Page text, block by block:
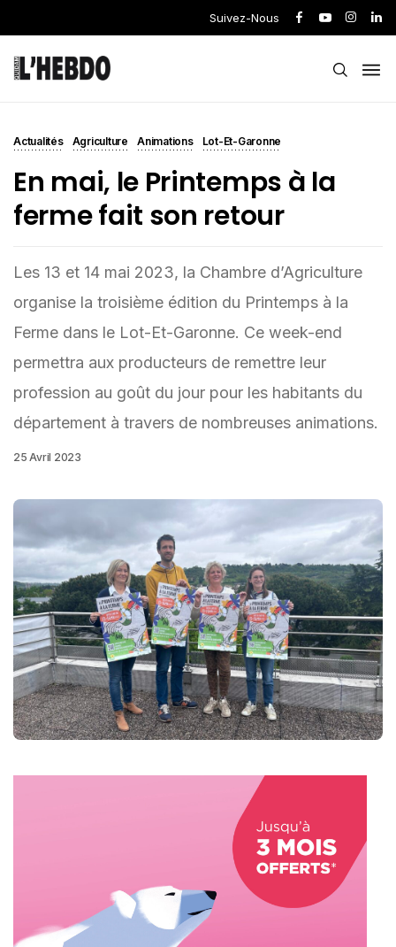
Suivez-Nous
Actualités Agriculture Animations Lot-Et-Garonne
En mai, le Printemps à la
ferme fait son retour
Les 13 et 14 mai 2023, la Chambre d’Agriculture
organise la troisième édition du Printemps à la
Ferme dans le Lot-Et-Garonne. Ce week-end
permettra aux producteurs de remettre leur
profession au goût du jour pour les habitants du
département à travers de nombreuses animations.
25 Avril 2023